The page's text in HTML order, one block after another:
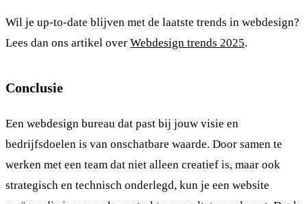
Wil je up-to-date blijven met de laatste trends in webdesign?
Lees dan ons artikel over Webdesign trends 2025.
Conclusie
Een webdesign bureau dat past bij jouw visie en
bedrijfsdoelen is van onschatbare waarde. Door samen te
werken met een team dat niet alleen creatief is, maar ook
strategisch en technisch onderlegd, kun je een website